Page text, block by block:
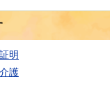
明
護